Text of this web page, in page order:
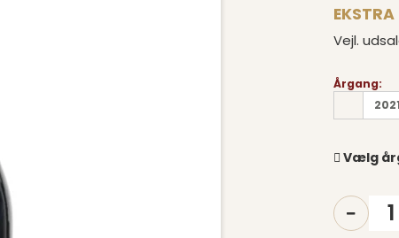
Vejl.
Årgang:
2021
Vælg